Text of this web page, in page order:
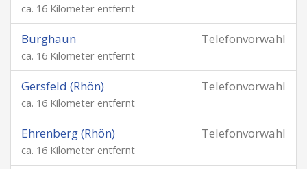
ca. 16 Kilometer entfernt
Telefonvorwahl
Burghaun
ca. 16 Kilometer entfernt
Telefonvorwahl
Gersfeld (Rhön)
ca. 16 Kilometer entfernt
Telefonvorwahl
Ehrenberg (Rhön)
ca. 16 Kilometer entfernt